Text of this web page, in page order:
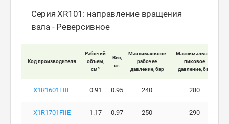
Серия XR101: направление вращения
вала - Реверсивное
Код производителя
Рабочий
объем,
см³
Вес,
кг.
Максимальное
рабочее
давление, бар
Максимальное
пиковое
давление, бар
X1R1601FIIE 0.91 0.95 240 280
X1R1701FIIE 1.17 0.97 250 290